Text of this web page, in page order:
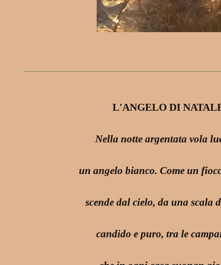
L'ANGELO DI
Nella notte argentata vola
un angelo bianco. Come un
scende dal cielo, da una scala
candido e puro, tra le